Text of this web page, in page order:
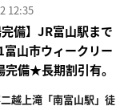
12:35
備】JR富山駅まで
山市ウィークリー
完備★長期割引有。
越上滝「南富山駅」徒